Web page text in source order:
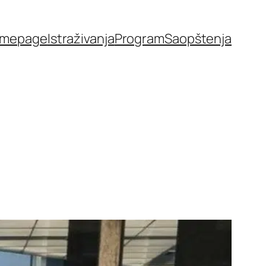
IstraživanjaProgramSaopštenja